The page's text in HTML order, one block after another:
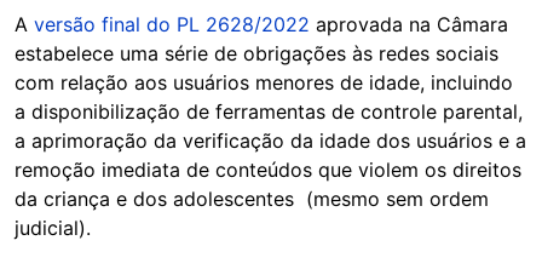
A versão final do PL 2628/2022 aprovada na Câmara
estabelece uma série de obrigações às redes sociais
com relação aos usuários menores de idade, incluindo
a disponibilização de ferramentas de controle parental,
a aprimoração da verificação da idade dos usuários e a
remoção imediata de conteúdos que violem os direitos
da criança e dos adolescentes (mesmo sem ordem
judicial).